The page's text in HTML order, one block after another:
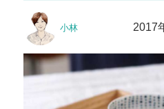
稿
小林稿
2017